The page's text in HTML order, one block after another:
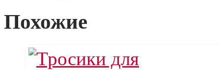
Похожие